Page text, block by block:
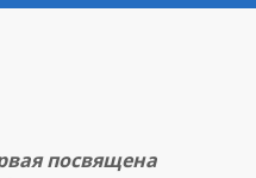
посвящена